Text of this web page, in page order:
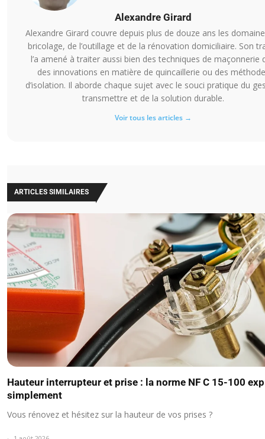
Alexandre Girard
Alexandre Girard couvre depuis plus de douze ans les
bricolage, de l’outillage et de la rénovation domiciliaire. Son
l’a amené à traiter aussi bien des techniques de maçonnerie
des innovations en matière de quincaillerie ou des
d’isolation. Il aborde chaque sujet avec le souci pratique du
transmettre et de la solution durable.
Voir tous les articles →
ARTICLES SIMILAIRES
Hauteur interrupteur et prise : la norme NF C 15-100
simplement
Vous rénovez et hésitez sur la hauteur de vos prises ?